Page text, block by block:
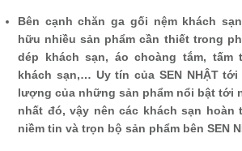
Bên cạnh chăn ga gối nệm khách
hữu nhiều sản phẩm cần thiết trong
dép khách sạn, áo choàng tắm, tấm
khách sạn,… Uy tín của SEN NHẬT
lượng của những sản phẩm nổi bật tới
nhất đó, vậy nên các khách sạn hoàn
niềm tin và trọn bộ sản phẩm bên SEN